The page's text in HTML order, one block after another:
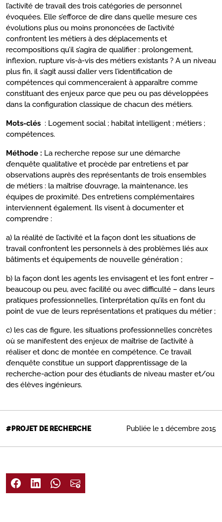
l’activité de travail des trois catégories de personnel
évoquées. Elle s’efforce de dire dans quelle mesure ces
évolutions plus ou moins prononcées de l’activité
confrontent les métiers à des déplacements et
recompositions qu’il s’agira de qualifier : prolongement,
inflexion, rupture vis-à-vis des métiers existants ? A un niveau
plus fin, il s’agit aussi d’aller vers l’identification de
compétences qui commenceraient à apparaître comme
constituant des enjeux parce que peu ou pas développées
dans la configuration classique de chacun des métiers.
Mots-clés : Logement social ; habitat intelligent ; métiers ;
compétences.
Méthode : La recherche repose sur une démarche
d’enquête qualitative et procède par entretiens et par
observations auprès des représentants de trois ensembles
de métiers : la maîtrise d’ouvrage, la maintenance, les
équipes de proximité. Des entretiens complémentaires
interviennent également. Ils visent à documenter et
comprendre :
a) la réalité de l’activité et la façon dont les situations de
travail confrontent les personnels à des problèmes liés aux
bâtiments et équipements de nouvelle génération ;
b) la façon dont les agents les envisagent et les font entrer –
beaucoup ou peu, avec facilité ou avec difficulté – dans leurs
pratiques professionnelles, l’interprétation qu’ils en font du
point de vue de leurs représentations et pratiques du métier ;
c) les cas de figure, les situations professionnelles concrètes
où se manifestent des enjeux de maîtrise de l’activité à
réaliser et donc de montée en compétence. Ce travail
d’enquête constitue un support d’apprentissage de la
recherche-action pour des étudiants de niveau master et/ou
des élèves ingénieurs.
#PROJET DE RECHERCHE Publiée le 1 décembre 2015